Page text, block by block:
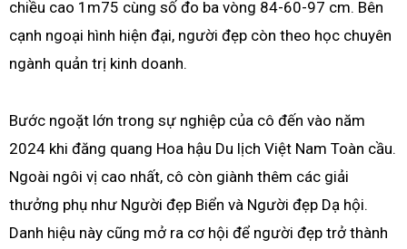
chiều cao 1m75 cùng số đo ba vòng 84-60-97 cm. Bên
cạnh ngoại hình hiện đại, người đẹp còn theo học chuyên
ngành quản trị kinh doanh.
Bước ngoặt lớn trong sự nghiệp của cô đến vào năm
2024 khi đăng quang Hoa hậu Du lịch Việt Nam Toàn cầu.
Ngoài ngôi vị cao nhất, cô còn giành thêm các giải
thưởng phụ như Người đẹp Biển và Người đẹp Dạ hội.
Danh hiệu này cũng mở ra cơ hội để người đẹp trở thành